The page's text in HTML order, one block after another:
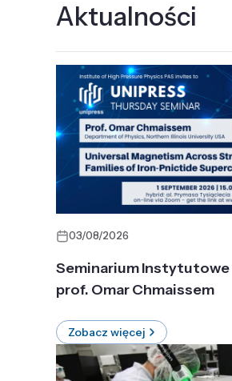
Aktualności
03/08/2026
Seminarium Instytutowe
prof. Omar Chmaissem
Zobacz więcej